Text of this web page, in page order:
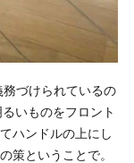
づけられているの
いものをフロント
ハンドルの上にし
策ということで。